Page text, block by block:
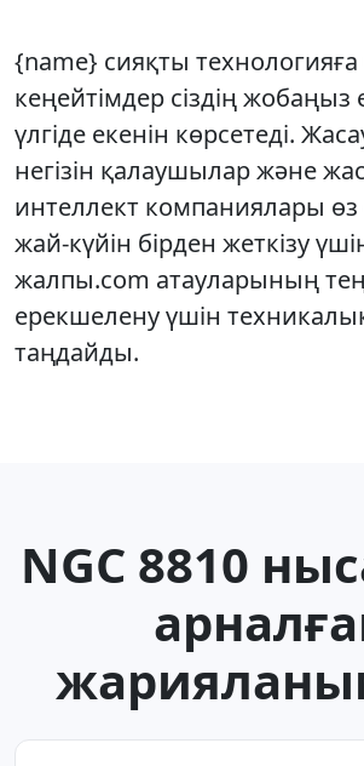
{name} сияқты технологияға
кеңейтімдер сіздің жобаңыз
үлгіде екенін көрсетеді.
негізін қалаушылар және
интеллект компаниялары өз
жай-күйін бірден жеткізу
жалпы.com атауларының
ерекшелену үшін
таңдайды.
NGC 8810